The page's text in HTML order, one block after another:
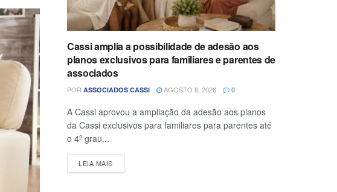
Cassi amplia a possibilidade de adesão aos
planos exclusivos para familiares e parentes de
associados
POR ASSOCIADOS CASSI AGOSTO 8, 2026 0
A Cassi aprovou a ampliação da adesão aos planos
da Cassi exclusivos para familiares para parentes até
o 4º grau...
LEIA MAIS